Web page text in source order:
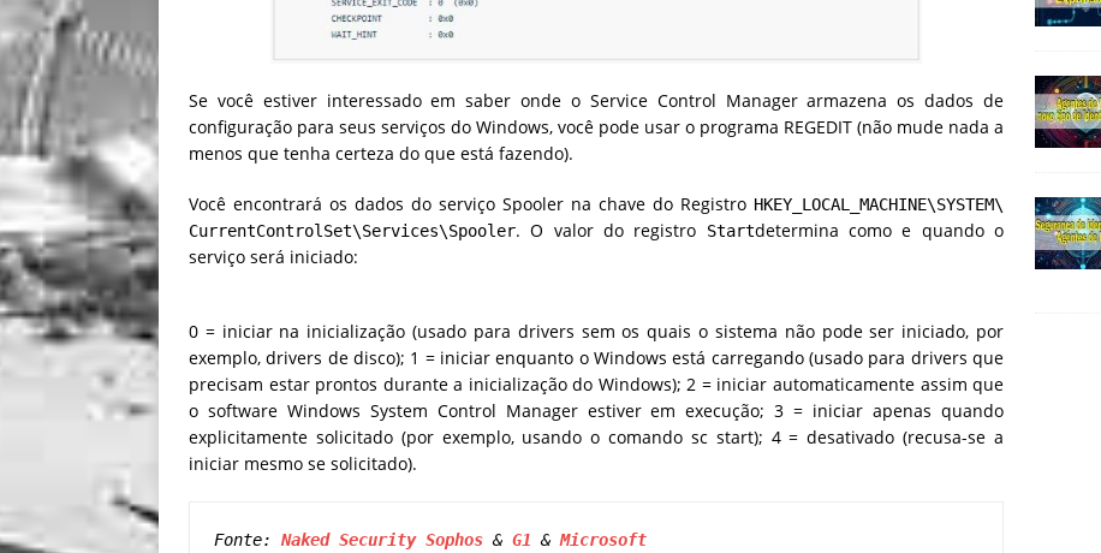
Se você estiver interessado em saber onde o Service Control Manager armazena os dados de
configuração para seus serviços do Windows, você pode usar o programa REGEDIT (não mude nada a
menos que tenha certeza do que está fazendo).
Você encontrará os dados do serviço Spooler na chave do Registro HKEY_LOCAL_MACHINE\SYSTEM\​
CurrentControlSet\​Services\Spooler. O valor do registro Startdetermina como e quando o
serviço será iniciado:
0 = iniciar na inicialização (usado para drivers sem os quais o sistema não pode ser iniciado, por
exemplo, drivers de disco); 1 = iniciar enquanto o Windows está carregando (usado para drivers que
precisam estar prontos durante a inicialização do Windows); 2 = iniciar automaticamente assim que
o software Windows System Control Manager estiver em execução; 3 = iniciar apenas quando
explicitamente solicitado (por exemplo, usando o comando sc start); 4 = desativado (recusa-se a
iniciar mesmo se solicitado).
Fonte: Naked Security Sophos & G1 & Microsoft